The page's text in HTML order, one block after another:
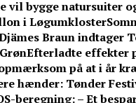
vil bygge natursuiter
i Løgumkloster
Braun indtager
Efterladte effekter
på at i år
hænder: Tønder
beregning: – Et